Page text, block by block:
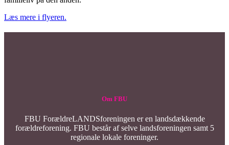
Læs mere i flyeren.
Om FBU
FBU ForældreLANDSforeningen er en landsdækkende
forældreforening. FBU består af selve landsforeningen samt 5
regionale lokale foreninger.